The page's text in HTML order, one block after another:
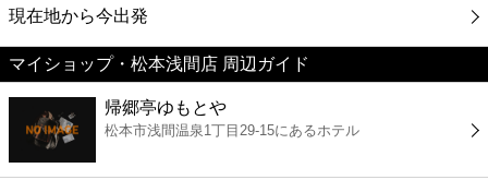
映画
美容
コンビニ
現在地から今出発
マイショップ・松本浅間店 周辺ガイド
帰郷亭ゆもとや
松本市浅間温泉1丁目29-15にあるホテル